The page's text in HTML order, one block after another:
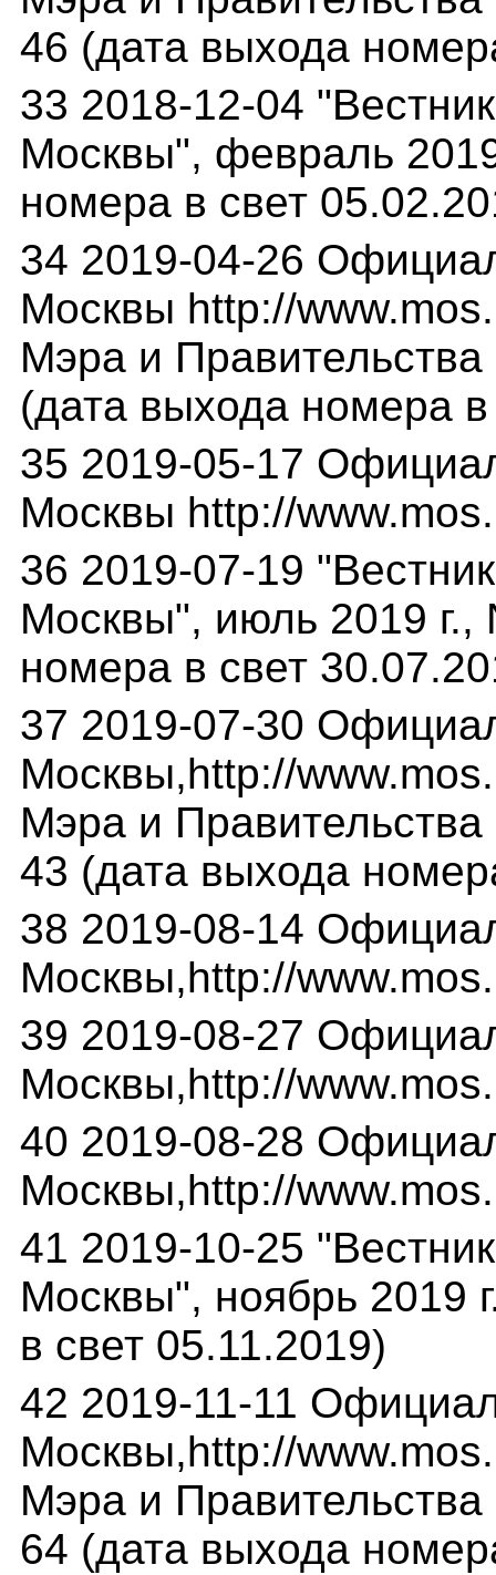
46 (дата выхода
33 2018-12-04
Москвы", февраль
номера в свет
34 2019-04-26
Москвы http://
Мэра и
(дата выхода номера
35 2019-05-17
Москвы http://
36 2019-07-19
Москвы", июль 2019 г.,
номера в свет
37 2019-07-30
Москвы,http://
Мэра и Правительства
43 (дата выхода
38 2019-08-14
Москвы,http://
39 2019-08-27
Москвы,http://
40 2019-08-28
Москвы,http://
41 2019-10-25
Москвы", ноябрь 2019
в свет 05.11.2019)
42 2019-11-11
Москвы,http://
Мэра и
64 (дата выхода